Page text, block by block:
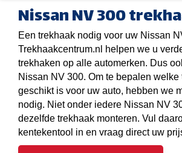
Nissan NV 300
Een trekhaak nodig voor uw Nissan
Trekhaakcentrum.nl helpen we u
trekhaken op alle automerken. Dus
Nissan NV 300. Om te bepalen welke
geschikt is voor uw auto, hebben we
nodig. Niet onder iedere Nissan NV
dezelfde trekhaak monteren. Vul
kentekentool in en vraag direct uw